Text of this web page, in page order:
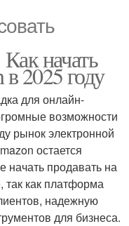
начать
2025 году
для онлайн-
возможности
рынок электронной
остается
начать продавать на
как платформа
надежную
для бизнеса.